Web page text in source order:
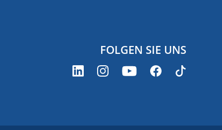
FOLGEN SIE UNS